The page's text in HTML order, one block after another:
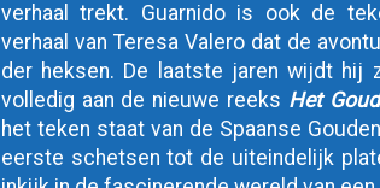
verhaal trekt. Guarnido is ook de
verhaal van Teresa Valero dat de
der heksen. De laatste jaren wijdt hij
volledig aan de nieuwe reeks Het
het teken staat van de Spaanse
eerste schetsen tot de uiteindelijk